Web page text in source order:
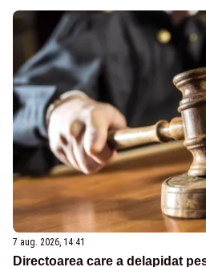
7 aug. 2026, 14:41
Directoarea care a delapidat